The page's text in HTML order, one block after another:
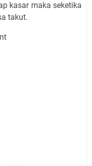
kasar maka seketika
takut.